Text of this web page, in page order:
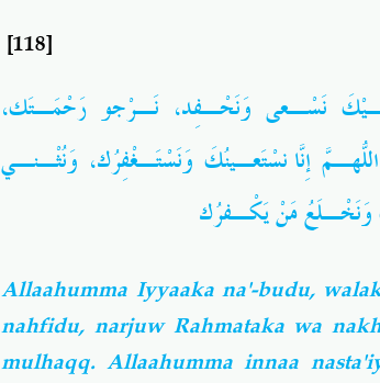
[118]
نَسْـعى وَنَحْـفِد، نَـرْجو رَحْمَـتَك،
إِنّا نَسْتَعـينُكَ وَنَسْتَـغْفِرُك، وَنُثْـنـي
مَنْ يَكْـفرُك
Allaahumma Iyyaaka na'-budu,
nahfidu, narjuw Rahmataka wa
mulhaqq. Allaahumma innaa